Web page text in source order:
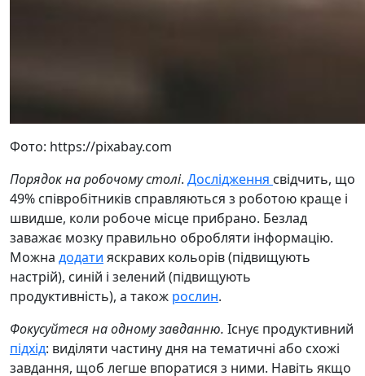
Фото: https://pixabay.com
Порядок на робочому столі. Дослідження свідчить, що
49% співробітників справляються з роботою краще і
швидше, коли робоче місце прибрано. Безлад
заважає мозку правильно обробляти інформацію.
Можна додати яскравих кольорів (підвищують
настрій), синій і зелений (підвищують
продуктивність), а також рослин.
Фокусуйтеся на одному завданню. Існує продуктивний
підхід: виділяти частину дня на тематичні або схожі
завдання, щоб легше впоратися з ними. Навіть якщо